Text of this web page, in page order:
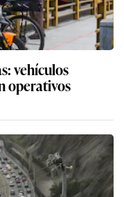
vehículos
operativos